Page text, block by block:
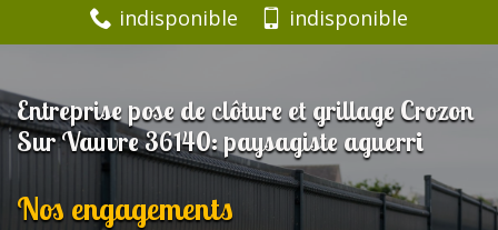
indisponible indisponible
Entreprise pose de clôture et grillage Crozon
Sur Vauvre 36140: paysagiste aguerri
Nos engagements